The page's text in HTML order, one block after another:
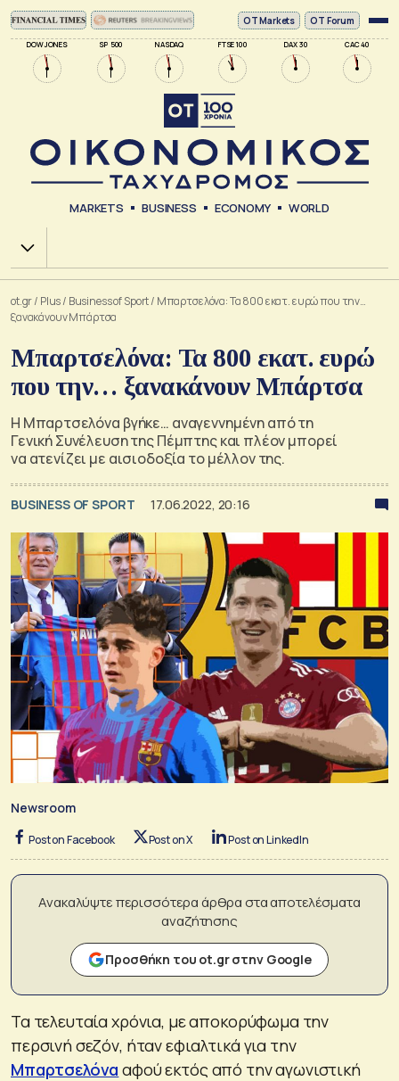
DOW JONES SP 500 NASDAQ FTSE 100 DAX 30 CAC 40
ΟΤ Markets OT Forum
MARKETS BUSINESS ECONOMY WORLD
Χ.Α.
ot.gr/ Plus/ Business of Sport/ Μπαρτσελόνα: Τα 800 εκατ. ευρώ που την…
ξανακάνουν Μπάρτσα
Μπαρτσελόνα: Τα 800 εκατ. ευρώ
που την… ξανακάνουν Μπάρτσα
Η Μπαρτσελόνα βγήκε… αναγεννημένη από τη
Γενική Συνέλευση της Πέμπτης και πλέον μπορεί
να ατενίζει με αισιοδοξία το μέλλον της.
BUSINESS OF SPORT 17.06.2022, 20:16
Newsroom
Post on Facebook Post on X Post on LinkedIn
Ανακαλύψτε περισσότερα άρθρα στα αποτελέσματα
αναζήτησης
Προσθήκη του ot.gr στην Google
Τα τελευταία χρόνια, με αποκορύφωμα την
περσινή σεζόν, ήταν εφιαλτικά για την
Μπαρτσελόνα αφού εκτός από την αγωνιστική